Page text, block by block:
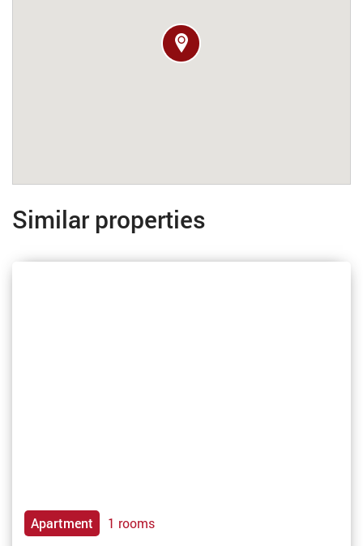
Similar properties
Apartment 1 rooms